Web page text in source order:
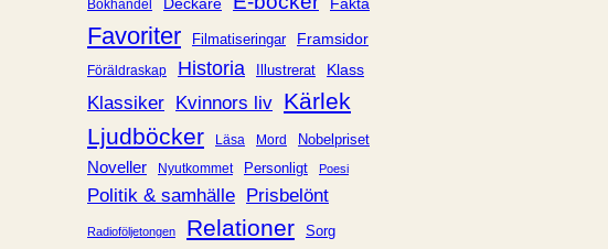
e
r
Bokhandel
Favoriter Filmatiseringar Framsidor
Föräldraskap Historia Illustrerat Klass
Klassiker Kvinnors liv Kärlek
Ljudböcker
Läsa Mord Nobelpriset
Noveller Nyutkommet Personligt Poesi
Politik & samhälle Prisbelönt
Radioföljetongen Relationer Sorg